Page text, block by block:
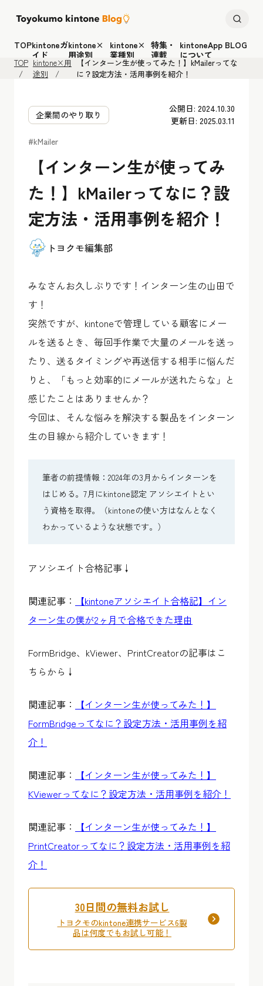
TOPkintoneガ
イド
kintone×
用途別
kintone×
業種別
特集・
連載
kintoneApp BLOG
について
TOP kintone×用
途別
【インターン生が使ってみた！】kMailerってな
に？設定方法・活用事例を紹介！
企業間のやり取り
公開日: 2024.10.30
更新日: 2025.03.11
#kMailer
【インターン生が使ってみ
た！】kMailerってなに？設
定方法・活用事例を紹介！
トヨクモ編集部
みなさんお久しぶりです！インターン生の山田で
す！
突然ですが、kintoneで管理している顧客にメー
ルを送るとき、毎回手作業で大量のメールを送っ
たり、送るタイミングや再送信する相手に悩んだ
りと、「もっと効率的にメールが送れたらな」と
感じたことはありませんか？
今回は、そんな悩みを解決する製品をインターン
生の目線から紹介していきます！
筆者の前提情報：2024年の3月からインターンを
はじめる。7月にkintone認定 アソシエイトとい
う資格を取得。（kintoneの使い方はなんとなく
わかっているような状態です。）
アソシエイト合格記事↓
関連記事：
【kintoneアソシエイト合格記】イン
ターン生の僕が2ヶ月で合格できた理由
FormBridge、kViewer、PrintCreatorの記事はこ
ちらから↓
関連記事：
【インターン生が使ってみた！】
FormBridgeってなに？設定方法・活用事例を紹
介！
関連記事：
【インターン生が使ってみた！】
KViewerってなに？設定方法・活用事例を紹介！
関連記事：
【インターン生が使ってみた！】
PrintCreatorってなに？設定方法・活用事例を紹
介！
30日間の無料お試し
トヨクモのkintone連携サービス6製
品は何度でもお試し可能！